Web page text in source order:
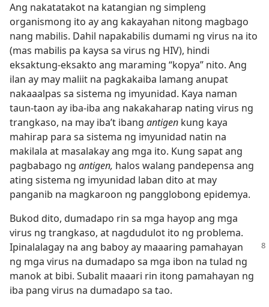
Ang nakatatakot na katangian ng simpleng
organismong ito ay ang kakayahan nitong magbago
nang mabilis. Dahil napakabilis dumami ng virus na ito
(mas mabilis pa kaysa sa virus ng HIV), hindi
eksaktung-eksakto ang maraming “kopya” nito. Ang
ilan ay may maliit na pagkakaiba lamang anupat
nakaaalpas sa sistema ng imyunidad. Kaya naman
taun-taon ay iba-iba ang nakakaharap nating virus ng
trangkaso, na may iba’t ibang antigen kung kaya
mahirap para sa sistema ng imyunidad natin na
makilala at masalakay ang mga ito. Kung sapat ang
pagbabago ng antigen, halos walang pandepensa ang
ating sistema ng imyunidad laban dito at may
panganib na magkaroon ng pangglobong epidemya.
Bukod dito, dumadapo rin sa mga hayop ang mga
virus ng trangkaso, at nagdudulot ito ng problema.
Ipinalalagay na ang baboy ay maaaring pamahayan
ng mga virus na dumadapo sa mga ibon na tulad ng
manok at bibi. Subalit maaari rin itong pamahayan ng
iba pang virus na dumadapo sa tao.